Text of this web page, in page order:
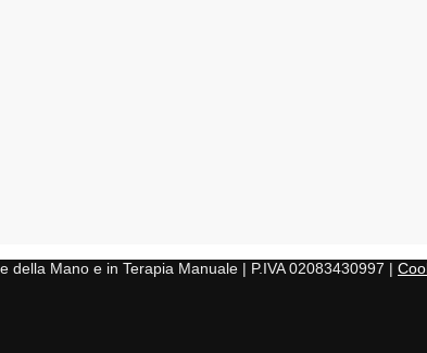
Mano e in Terapia Manuale | P.IVA 02083430997 |